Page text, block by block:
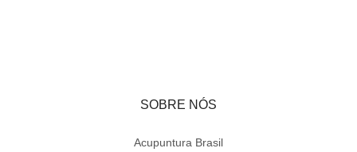
SOBRE NÓS
Acupuntura Brasil